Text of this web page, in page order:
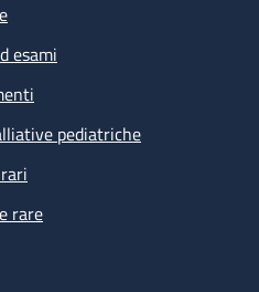
esami
pediatriche
rare